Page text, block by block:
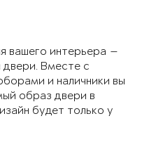
вашего интерьера —
двери. Вместе с
и наличники вы
образ двери в
будет только у